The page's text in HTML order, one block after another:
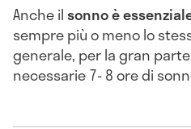
Anche ilsonno è
sempre più o meno lo
generale, per la gran
necessarie 7- 8 ore di